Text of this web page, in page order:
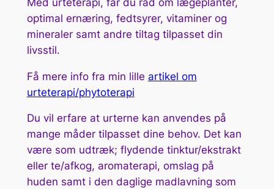
optimal ernæring, fedtsyrer, vitaminer og
mineraler samt andre tiltag tilpasset din
livsstil.
Få mere info fra min lille artikel om
urteterapi/phytoterapi
Du vil erfare at urterne kan anvendes på
mange måder tilpasset dine behov. Det kan
være som udtræk; flydende tinktur/ekstrakt
eller te/afkog, aromaterapi, omslag på
huden samt i den daglige madlavning som